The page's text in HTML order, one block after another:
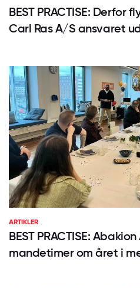
BEST PRACTISE:
Carl Ras A/S ansvaret
ARTIKLER
BEST PRACTISE:
mandetimer om året i